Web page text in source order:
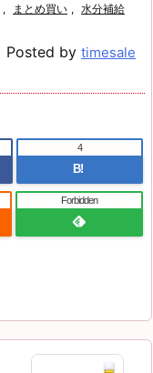
, まとめ買い , 水分補給
Posted by timesale
B!
4
Forbidden